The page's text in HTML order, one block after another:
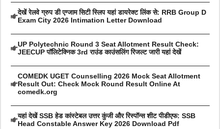
देखें रेलवे ग्रुप डी एग्जाम सिटी स्लिप यहां डायरेक्ट लिंक से: RRB Group D
Exam City 2026 Intimation Letter Download
UP Polytechnic Round 3 Seat Allotment Result Check:
JEECUP पॉलिटेक्निक 3rd राउंड काउंसलिंग रिजल्ट जारी यहां देखें
COMEDK UGET Counselling 2026 Mock Seat Allotment
Result Out: Check Mock Round Result Online At
comedk.org
यहां देखें SSB हेड कांस्टेबल उत्तर कुंजी और रिस्पॉन्स शीट पीडीएफ: SSB
Head Constable Answer Key 2026 Download Pdf